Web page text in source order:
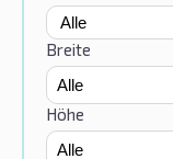
Breite
Höhe